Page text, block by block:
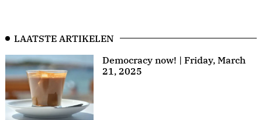
LAATSTE ARTIKELEN
Democracy now! | Friday, March
21, 2025